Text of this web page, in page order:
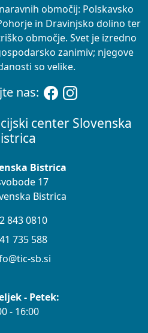
center Slovenska
Bistrica
17
Bistrica
843 0810
735 588
sb.si
- Petek:
- 16:00
območij: Polskavsko
in Dravinjsko dolino ter
območje. Svet je izredno
zanimiv; njegove
so velike.
nas: